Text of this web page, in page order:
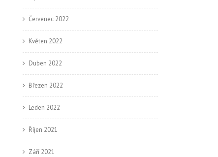
Červenec 2022
Květen 2022
Duben 2022
Březen 2022
Leden 2022
Říjen 2021
Září 2021